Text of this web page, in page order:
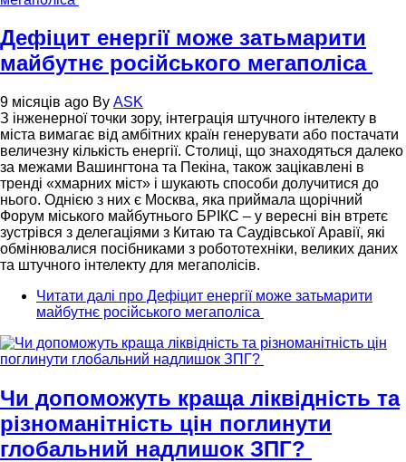
Дефіцит енергії може затьмарити
майбутнє російського мегаполіса
9 місяців ago By ASK
З інженерної точки зору, інтеграція штучного інтелекту в
міста вимагає від амбітних країн генерувати або постачати
величезну кількість енергії. Столиці, що знаходяться далеко
за межами Вашингтона та Пекіна, також зацікавлені в
тренді «хмарних міст» і шукають способи долучитися до
нього. Однією з них є Москва, яка приймала щорічний
Форум міського майбутнього БРІКС – у вересні він втретє
зустрівся з делегаціями з Китаю та Саудівської Аравії, які
обмінювалися посібниками з робототехніки, великих даних
та штучного інтелекту для мегаполісів.
Читати далі про Дефіцит енергії може затьмарити
майбутнє російського мегаполіса
Чи допоможуть краща ліквідність та
різноманітність цін поглинути
глобальний надлишок ЗПГ?